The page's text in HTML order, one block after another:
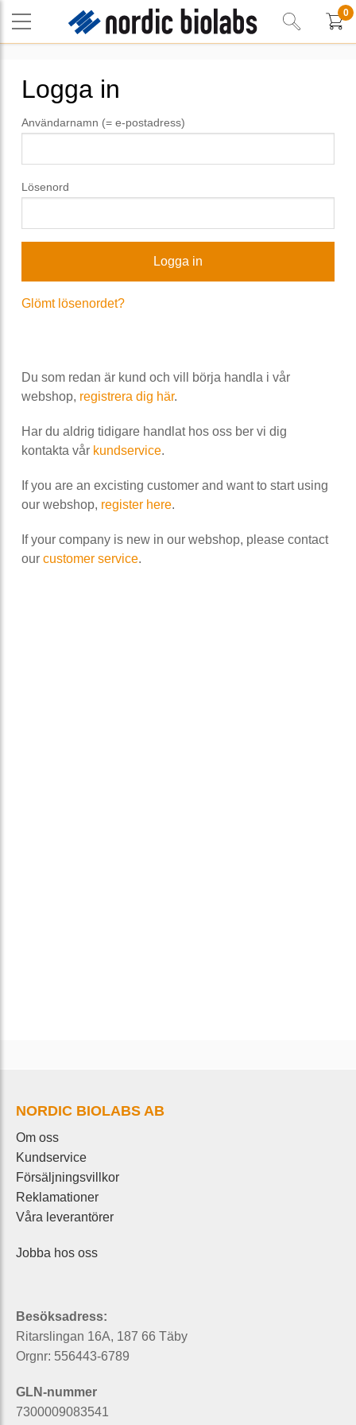
0
Logga in
Användarnamn (= e-postadress)
Lösenord
Glömt lösenordet?
Du som redan är kund och vill börja handla i vår
webshop, registrera dig här.
Har du aldrig tidigare handlat hos oss ber vi dig
kontakta vår kundservice.
If you are an excisting customer and want to start using
our webshop, register here.
If your company is new in our webshop, please contact
our customer service.
NORDIC BIOLABS AB
Om oss
Kundservice
Försäljningsvillkor
Reklamationer
Våra leverantörer
Jobba hos oss
Besöksadress:
Ritarslingan 16A, 187 66 Täby
Orgnr: 556443-6789
GLN-nummer
7300009083541